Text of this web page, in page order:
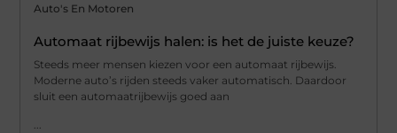
Auto's En Motoren
Automaat rijbewijs halen: is het de juiste keuze?
Steeds meer mensen kiezen voor een automaat rijbewijs.
Moderne auto’s rijden steeds vaker automatisch. Daardoor
sluit een automaatrijbewijs goed aan
...